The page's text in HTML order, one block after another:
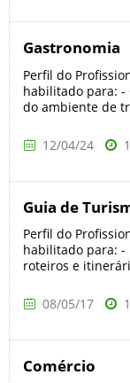
Gastronomia
Perfil do
habilitado para: -
do ambiente de
12/04/24
Guia de
Perfil do
habilitado para: -
roteiros e
08/05/17
Comércio